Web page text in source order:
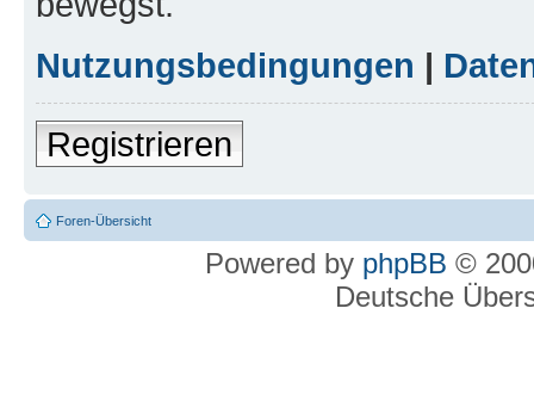
Nutzungsbedingungen |
Registrieren
Foren-Übersicht
Powered by phpBB ©
Deutsche